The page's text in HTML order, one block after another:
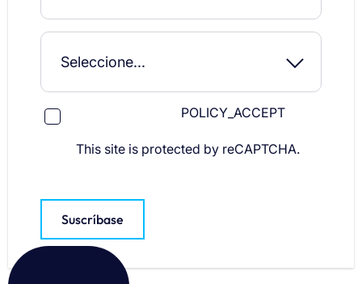
POLICY_ACCEPT
This site is protected by reCAPTCHA.
Suscríbase